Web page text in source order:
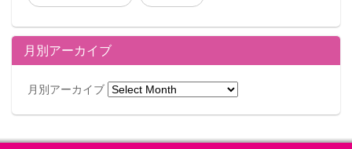
月別アーカイブ
月別アーカイブ